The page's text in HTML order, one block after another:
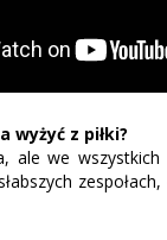
wyżyć z piłki?
we wszystkich